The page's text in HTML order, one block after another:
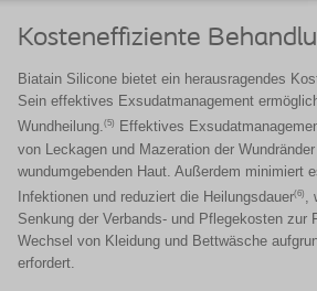
Kosteneffiziente
Biatain Silicone bietet ein herausragendes
Sein effektives Exsudatmanagement
Wundheilung.(5)
Effektives
von Leckagen und Mazeration der
wundumgebenden Haut. Außerdem minimiert
Infektionen und reduziert die Heilungsdauer(6)
Senkung der Verbands- und Pflegekosten zur
Wechsel von Kleidung und Bettwäsche
erfordert.